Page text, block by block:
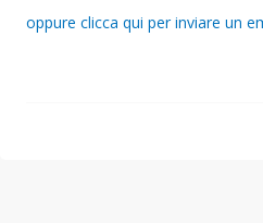
oppure clicca qui per inviare un